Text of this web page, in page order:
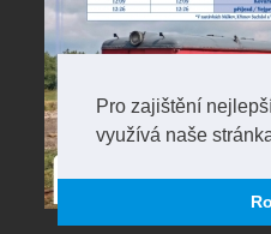
Pro zajištění
využívá naše